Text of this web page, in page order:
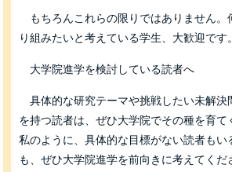
もちろんこれらの限りではありません
り組みたいと考えている学生、大歓迎です。
大学院進学を検討している読者へ
具体的な研究テーマや挑戦したい未解
を持つ読者は、ぜひ大学院でその種を育
私のように、具体的な目標がない読者も
も、ぜひ大学院進学を前向きに考えてく